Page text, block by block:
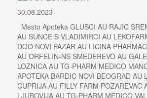
30.08.2023
Mesto Apoteka GLUSCI AU RAJIC
AU SUNCE S VLADIMIRCI AU
DOO NOVI PAZAR AU LICINA
AU ORFELIN-NS SMEDEREVO AU
LOZNICA AU TG-PHARM MEDICO
APOTEKA BARDIC NOVI BEOGRAD AU
CUPRIJA AU FILLY FARM POZAREVAC
LJUBOVIJA AU TG-PHARM MEDICO